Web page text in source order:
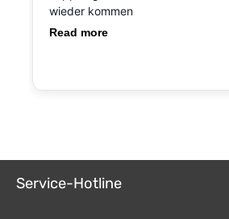
Service-Hotline